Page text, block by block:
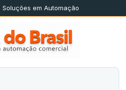
Soluções em Automação